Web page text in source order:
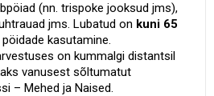
(nn. trispoke jooksud jms),
jms. Lubatud on kuni 65
kasutamine.
on kummalgi distantsil
vanusest sõltumatut
– Mehed ja Naised.